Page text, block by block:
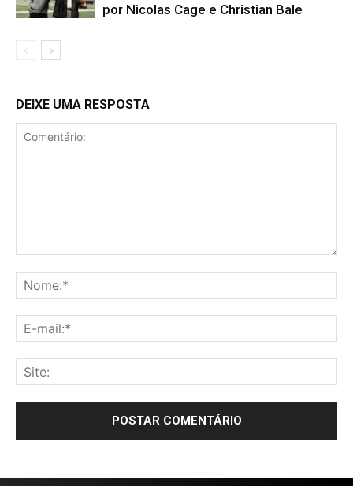
por Nicolas Cage e Christian Bale
DEIXE UMA RESPOSTA